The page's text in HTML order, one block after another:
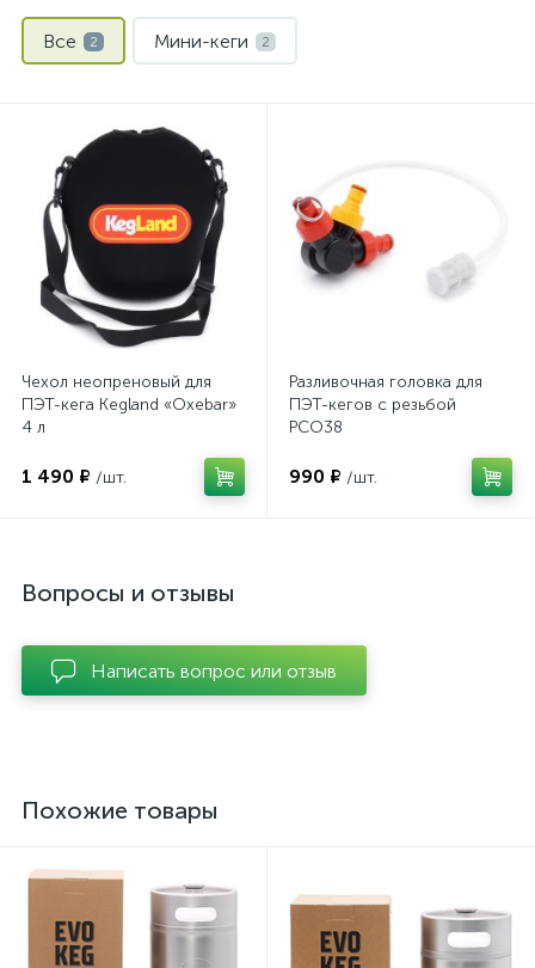
Все 2 Мини-кеги 2
Чехол неопреновый для
ПЭТ-кега Kegland «Oxebar»
4 л
1 490 ₽ /шт.
Разливочная головка для
ПЭТ-кегов с резьбой
PCO38
990 ₽ /шт.
Вопросы и отзывы
Написать вопрос или отзыв
Похожие товары